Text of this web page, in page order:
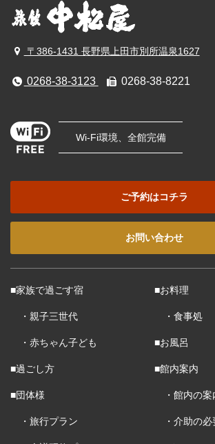
〒386-1431 長野県上田市別所温泉1627
0268-38-3123 0268-38-8221
Wi-Fi環境、全館完備
ご予約はコチラ
お問い合わせ
■家族で過ごす宿
・親子三世代
・赤ちゃん子ども
■過ごし方
■団体様
・旅行プラン
■お料理
・食事処
■お風呂
■館内案内
・館内の案
・介助の必